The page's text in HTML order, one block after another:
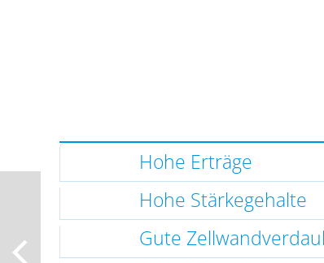
Hohe Erträge
Hohe Stärkegehalte
Gute